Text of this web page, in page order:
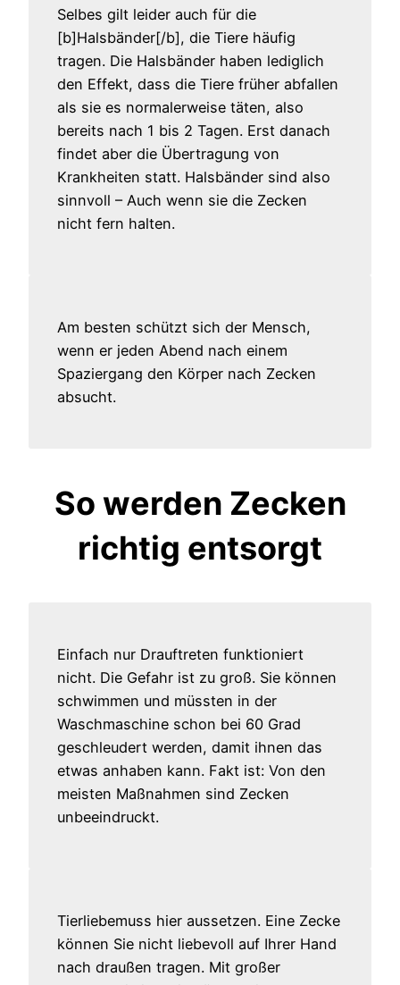
Selbes gilt leider auch für die
[b]Halsbänder[/b], die Tiere häufig
tragen. Die Halsbänder haben lediglich
den Effekt, dass die Tiere früher abfallen
als sie es normalerweise täten, also
bereits nach 1 bis 2 Tagen. Erst danach
findet aber die Übertragung von
Krankheiten statt. Halsbänder sind also
sinnvoll – Auch wenn sie die Zecken
nicht fern halten.
Am besten schützt sich der Mensch,
wenn er jeden Abend nach einem
Spaziergang den Körper nach Zecken
absucht.
So werden Zecken
richtig entsorgt
Einfach nur Drauftreten funktioniert
nicht. Die Gefahr ist zu groß. Sie können
schwimmen und müssten in der
Waschmaschine schon bei 60 Grad
geschleudert werden, damit ihnen das
etwas anhaben kann. Fakt ist: Von den
meisten Maßnahmen sind Zecken
unbeeindruckt.
Tierliebemuss hier aussetzen. Eine Zecke
können Sie nicht liebevoll auf Ihrer Hand
nach draußen tragen. Mit großer